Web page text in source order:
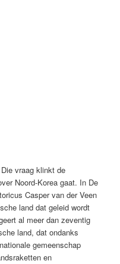
vraag klinkt de
Noord-Korea gaat. In De
Casper van der Veen
land dat geleid wordt
al meer dan zeventig
land, dat ondanks
gemeenschap
en